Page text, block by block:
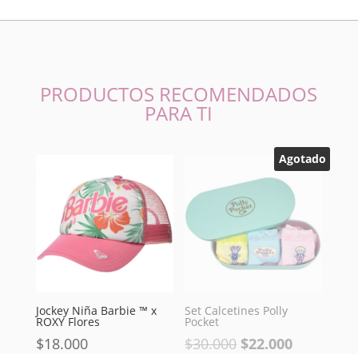
PRODUCTOS RECOMENDADOS
PARA TI
Jockey Niña Barbie ™ x
ROXY Flores
$18.000
Agotado
Set Calcetines Polly
Pocket
$30.000 El
$22.000El